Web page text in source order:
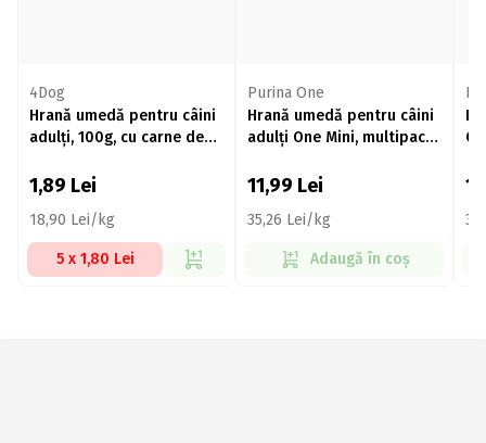
4Dog
Hrană umedă pentru câini
adulți, 100g, cu carne de
1,89 Lei
18,90 Lei/kg
5 x 1,80 Lei
Purina One
Hrană umedă pentru câini
adulți One Mini, multipack
cartofi, 4 buc x 85g
11,99 Lei
35,26 Lei/kg
Adaugă în coș